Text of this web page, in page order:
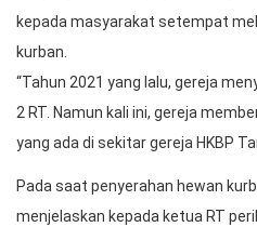
kepada masyarakat setempat
kurban.
“Tahun 2021 yang lalu, gereja
2 RT. Namun kali ini, gereja
yang ada di sekitar gereja HKBP
Pada saat penyerahan hewan
menjelaskan kepada ketua RT